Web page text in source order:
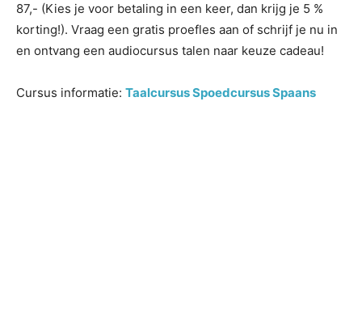
87,- (Kies je voor betaling in een keer, dan krijg je 5 %
korting!). Vraag een gratis proefles aan of schrijf je nu in
en ontvang een audiocursus talen naar keuze cadeau!
Cursus informatie: Taalcursus Spoedcursus Spaans